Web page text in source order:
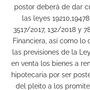
postor deberá de dar
las leyes
3517/2017, 132/2018 y
Financiera, así como
las previsiones de la
en venta los bienes a
hipotecaria por ser
del pleito a los